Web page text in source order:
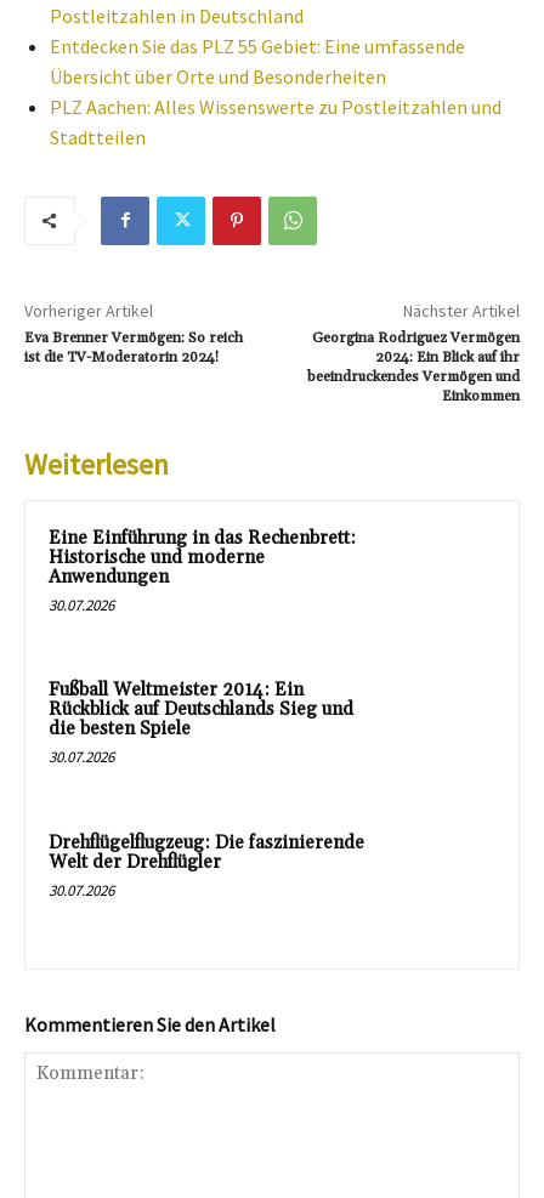
Postleitzahlen in Deutschland
Entdecken Sie das PLZ 55 Gebiet: Eine umfassende
Übersicht über Orte und Besonderheiten
PLZ Aachen: Alles Wissenswerte zu Postleitzahlen und
Stadtteilen
Vorheriger Artikel
Eva Brenner Vermögen: So reich
ist die TV-Moderatorin 2024!
Nächster Artikel
Georgina Rodriguez Vermögen
2024: Ein Blick auf ihr
beeindruckendes Vermögen und
Einkommen
Weiterlesen
Eine Einführung in das Rechenbrett:
Historische und moderne
Anwendungen
30.07.2026
Fußball Weltmeister 2014: Ein
Rückblick auf Deutschlands Sieg und
die besten Spiele
30.07.2026
Drehflügelflugzeug: Die faszinierende
Welt der Drehflügler
30.07.2026
Kommentieren Sie den Artikel